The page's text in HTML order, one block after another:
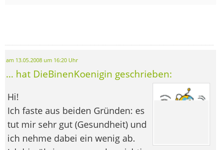
am 13.05.2008 um 16:20 Uhr
... hat DieBinenKoenigin geschrieben:
Hi!
Ich faste aus beiden Gründen: es
tut mir sehr gut (Gesundheit) und
ich nehme dabei ein wenig ab.